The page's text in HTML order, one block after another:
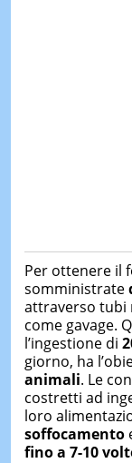
Per ottenere il
somministrate
attraverso tubi
come gavage.
l’ingestione di
giorno, ha
animali. Le
costretti ad
loro
soffocamento
fino a 7-10